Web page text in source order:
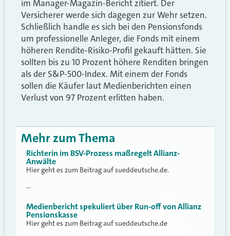
im Manager-Magazin-Bericht zitiert. Der
Versicherer werde sich dagegen zur Wehr setzen.
Schließlich handle es sich bei den Pensionsfonds
um professionelle Anleger, die Fonds mit einem
höheren Rendite-Risiko-Profil gekauft hätten. Sie
sollten bis zu 10 Prozent höhere Renditen bringen
als der S&P-500-Index. Mit einem der Fonds
sollen die Käufer laut Medienberichten einen
Verlust von 97 Prozent erlitten haben.
Mehr zum Thema
Richterin im BSV-Prozess maßregelt Allianz-
Anwälte
Hier geht es zum Beitrag auf sueddeutsche.de.
…
Medienbericht spekuliert über Run-off von Allianz
Pensionskasse
Hier geht es zum Beitrag auf sueddeutsche.de